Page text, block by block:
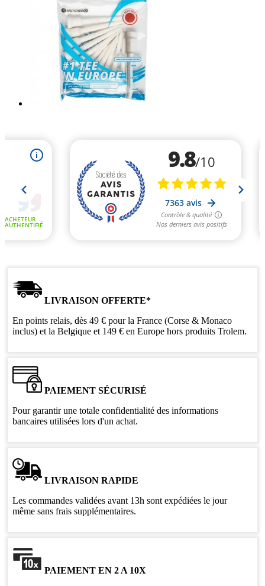
LIVRAISON OFFERTE*
En points relais, dès 49 € pour la France (Corse & Monaco
inclus) et la Belgique et 149 € en Europe hors produits Trolem.
PAIEMENT SÉCURISÉ
Pour garantir une totale confidentialité des informations
bancaires utilisées lors d'un achat.
LIVRAISON RAPIDE
Les commandes validées avant 13h sont expédiées le jour
même sans frais supplémentaires.
PAIEMENT EN 2 A 10X